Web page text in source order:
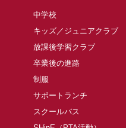
中学校
キッズ／ジュニアクラブ
放課後学習クラブ
卒業後の進路
制服
サポートランチ
スクールバス